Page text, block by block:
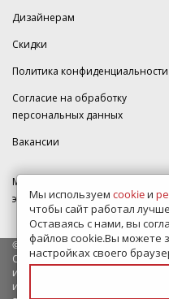
Дизайнерам
Скидки
Политика конфиденциальности
Согласие на обработку
персональных данных
Вакансии
МКАД 2км внешняя сторона, д.
этаж, магазин Плитка-SDVK.
© 2009—2026 г. Все права
Обращаем Ваше внимание на
исключительно
информационные материалы и
Мы используем cookieи
чтобы сайт работал
Оставаясь с нами, вы
файлов cookie.Вы можете
настройках своего